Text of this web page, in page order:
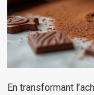
En transformant